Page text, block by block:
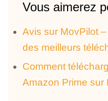
Vous aimerez
Avis sur MovPilot
des meilleurs
Comment
Amazon Prime sur